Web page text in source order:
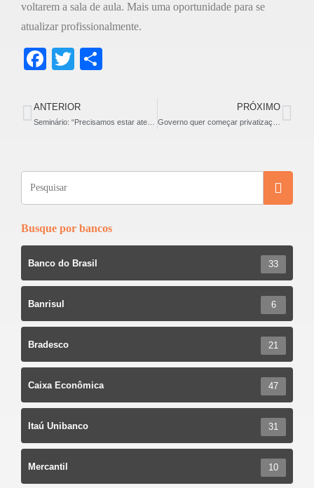
voltarem a sala de aula. Mais uma oportunidade para se
atualizar profissionalmente.
F
c
e
o
o
T
tt
er e
ANTERIOR PRÓXIMO
Busque por bancos
Banco do Brasil 33
Banrisul 6
Bradesco 21
Caixa Econômica 47
Itaú Unibanco 31
Mercantil 10